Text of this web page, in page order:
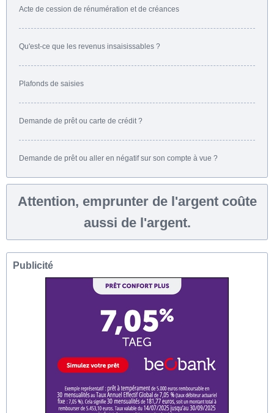
Acte de cession de rénumération et de créances
Qu'est-ce que les revenus insaisissables ?
Plafonds de saisies
Demande de prêt ou carte de crédit ?
Demande de prêt ou aller en négatif sur son compte à vue ?
Attention, emprunter de l'argent coûte
aussi de l'argent.
Publicité